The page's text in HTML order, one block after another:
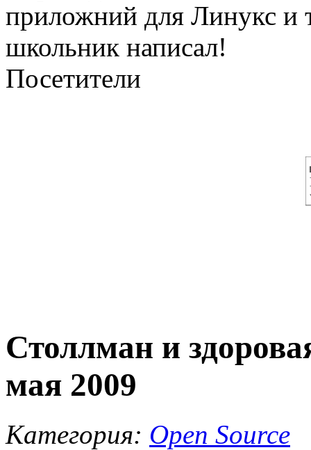
приложний для Линукс и
школьник написал!
Посетители
Столлман и
мая 2009
Категория: Open Source